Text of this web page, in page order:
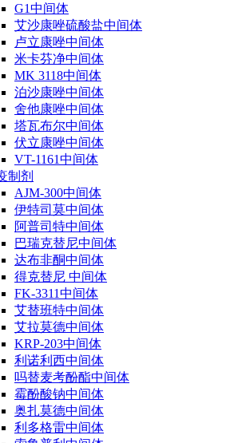
G1中间体
艾沙康唑硫酸盐中间体
卢立康唑中间体
米卡芬净中间体
MK 3118中间体
泊沙康唑中间体
舍他康唑中间体
塔瓦布尔中间体
伏立康唑中间体
VT-1161中间体
制剂
AJM-300中间体
伊特司莫中间体
阿普司特中间体
巴瑞克替尼中间体
达布非酮中间体
得克替尼 中间体
FK-3311中间体
艾替班特中间体
艾拉莫德中间体
KRP-203中间体
利诺利西中间体
吗替麦考酚酯中间体
霉酚酸钠中间体
奥扎莫德中间体
利多格雷中间体